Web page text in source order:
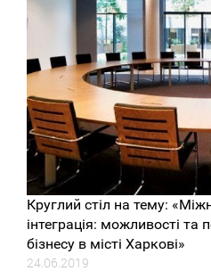
Круглий стіл на тему:
інтеграція: можливості та
бізнесу в місті Харкові»
24.06.2019